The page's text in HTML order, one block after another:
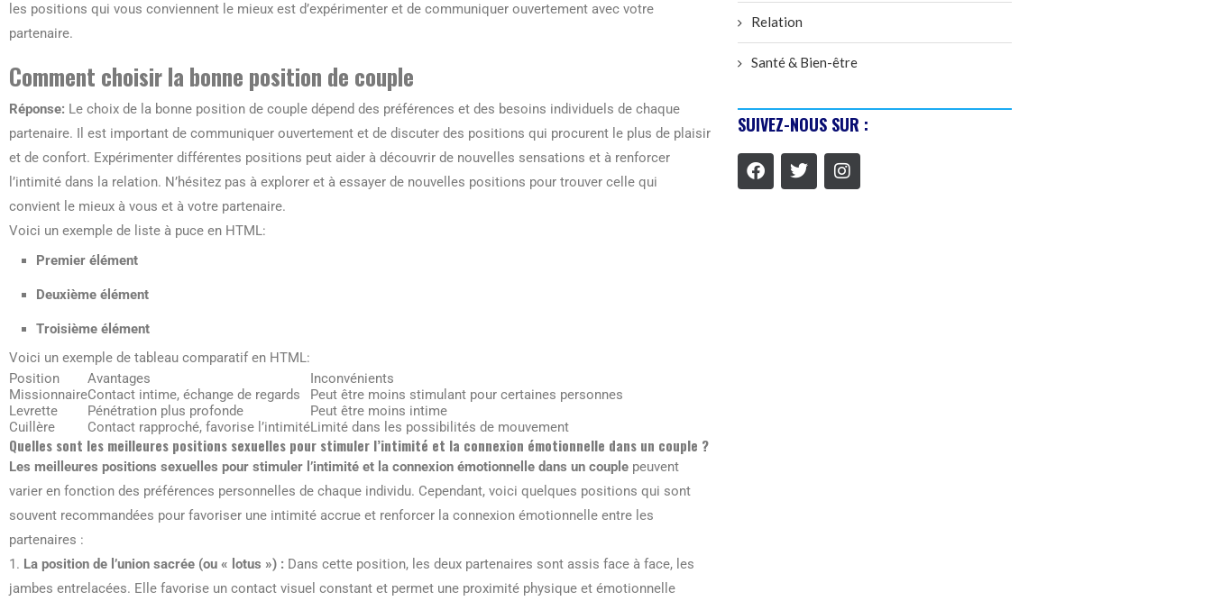
les positions qui vous conviennent le mieux est d’expérimenter et de communiquer ouvertement avec votre
partenaire.
Comment choisir la bonne position de couple
Réponse: Le choix de la bonne position de couple dépend des préférences et des besoins individuels de chaque
partenaire. Il est important de communiquer ouvertement et de discuter des positions qui procurent le plus de plaisir
et de confort. Expérimenter différentes positions peut aider à découvrir de nouvelles sensations et à renforcer
l’intimité dans la relation. N’hésitez pas à explorer et à essayer de nouvelles positions pour trouver celle qui
convient le mieux à vous et à votre partenaire.
Voici un exemple de liste à puce en HTML:
Premier élément
Deuxième élément
Troisième élément
Voici un exemple de tableau comparatif en HTML:
Position
Avantages
Inconvénients
MissionnaireContact intime, échange de regards
Peut être moins stimulant pour certaines personnes
Levrette
Pénétration plus profonde
Peut être moins intime
Cuillère
Contact rapproché, favorise l’intimitéLimité dans les possibilités de mouvement
Quelles sont les meilleures positions sexuelles pour stimuler l’intimité et la connexion émotionnelle dans un couple ?
Les meilleures positions sexuelles pour stimuler l’intimité et la connexion émotionnelle dans un couple peuvent
varier en fonction des préférences personnelles de chaque individu. Cependant, voici quelques positions qui sont
souvent recommandées pour favoriser une intimité accrue et renforcer la connexion émotionnelle entre les
partenaires :
1. La position de l’union sacrée (ou « lotus ») : Dans cette position, les deux partenaires sont assis face à face, les
jambes entrelacées. Elle favorise un contact visuel constant et permet une proximité physique et émotionnelle
Relation
Santé & Bien-être
SUIVEZ-NOUS SUR :